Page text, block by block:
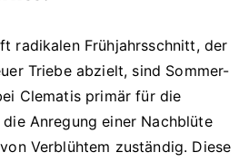
radikalen Frühjahrsschnitt, der
Triebe abzielt, sind Sommer-
Clematis primär für die
die Anregung einer Nachblüte
Verblühtem zuständig. Diese